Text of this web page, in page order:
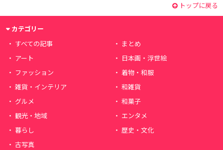
トップに戻る
カテゴリー
すべての記事
まとめ
アート
日本画・浮世絵
ファッション
着物・和服
雑貨・インテリア
和雑貨
グルメ
和菓子
観光・地域
エンタメ
暮らし
歴史・文化
古写真